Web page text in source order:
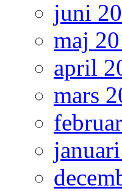
juni
maj
april
mars